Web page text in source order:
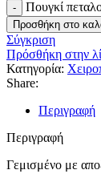
Πουγκί
Προσθήκη στο
Σύγκριση
Πρόσθήκη στην
Κατηγορία:
Share:
Περιγραφή
Περιγραφή
Γεμισμένο με